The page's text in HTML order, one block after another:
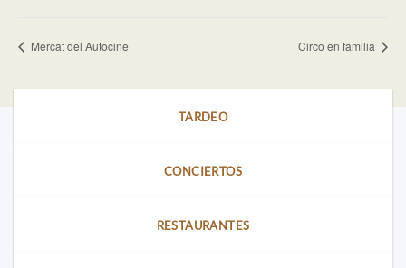
Mercat del Autocine Circo en familia
TARDEO
CONCIERTOS
RESTAURANTES